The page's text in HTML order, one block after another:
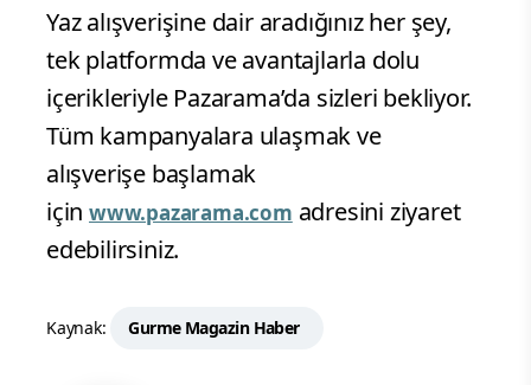
Yaz alışverişine dair aradığınız her şey,
tek platformda ve avantajlarla dolu
içerikleriyle Pazarama’da sizleri bekliyor.
Tüm kampanyalara ulaşmak ve
alışverişe başlamak
için www.pazarama.com adresini ziyaret
edebilirsiniz.
Kaynak: Gurme Magazin Haber